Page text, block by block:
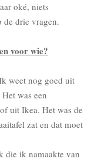
oké, niets
de drie vragen.
voor wie?
weet nog goed uit
was een
uit Ikea. Het was de
zat en dat moet
die ik namaakte van